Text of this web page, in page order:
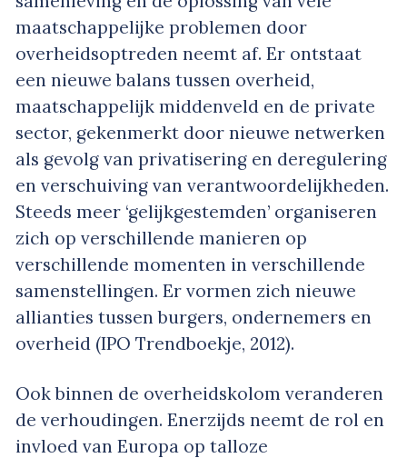
maatschappelijke problemen door
overheidsoptreden neemt af. Er ontstaat
een nieuwe balans tussen overheid,
maatschappelijk middenveld en de private
sector, gekenmerkt door nieuwe netwerken
als gevolg van privatisering en deregulering
en verschuiving van verantwoordelijkheden.
Steeds meer ‘gelijkgestemden’ organiseren
zich op verschillende manieren op
verschillende momenten in verschillende
samenstellingen. Er vormen zich nieuwe
allianties tussen burgers, ondernemers en
overheid (IPO Trendboekje, 2012).
Ook binnen de overheidskolom veranderen
de verhoudingen. Enerzijds neemt de rol en
invloed van Europa op talloze